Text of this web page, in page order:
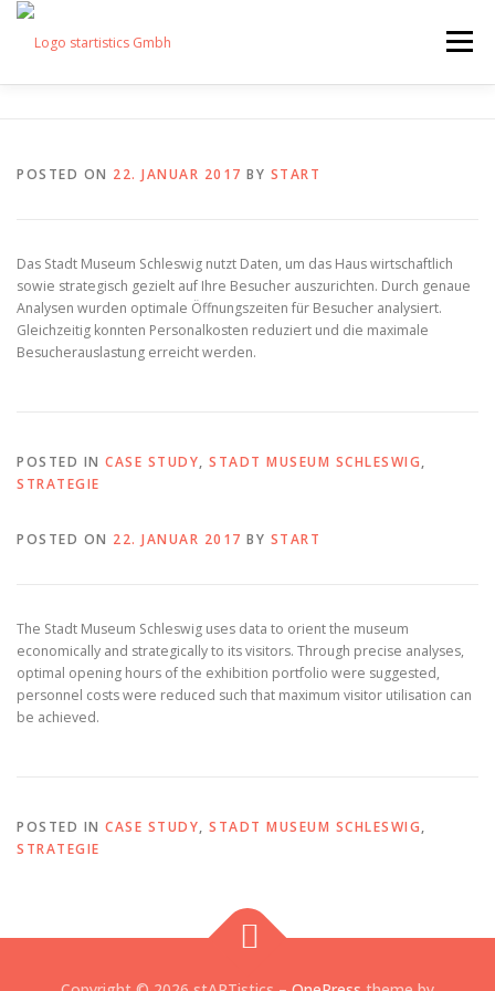
Skip
content
Menu
DATENSCHUTZ IMPRESSUM
POSTED ON 22. JANUAR 2017 BY START
Das Stadt Museum Schleswig nutzt Daten, um das Haus wirtschaftlich
sowie strategisch gezielt auf Ihre Besucher auszurichten. Durch genaue
Analysen wurden optimale Öffnungszeiten für Besucher analysiert.
Gleichzeitig konnten Personalkosten reduziert und die maximale
Besucherauslastung erreicht werden.
POSTED IN CASE STUDY, STADT MUSEUM SCHLESWIG,
STRATEGIE
POSTED ON 22. JANUAR 2017 BY START
The Stadt Museum Schleswig uses data to orient the museum
economically and strategically to its visitors. Through precise analyses,
optimal opening hours of the exhibition portfolio were suggested,
personnel costs were reduced such that maximum visitor utilisation can
be achieved.
POSTED IN CASE STUDY, STADT MUSEUM SCHLESWIG,
STRATEGIE